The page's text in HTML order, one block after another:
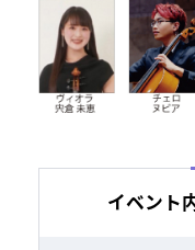
イベント